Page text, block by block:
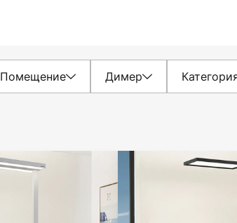
Помещение Димер